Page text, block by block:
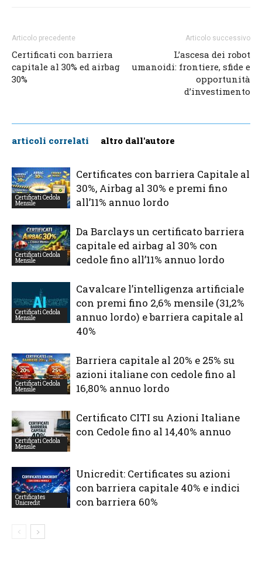
Articolo precedente
Certificati con barriera
capitale al 30% ed airbag
30%
Articolo successivo
L’ascesa dei robot
umanoidi: frontiere, sfide e
opportunità
d’investimento
articoli correlati altro dall'autore
Certificati Cedola
Mensile
Certificates con barriera Capitale al
30%, Airbag al 30% e premi fino
all’11% annuo lordo
Certificati Cedola
Mensile
Da Barclays un certificato barriera
capitale ed airbag al 30% con
cedole fino all’11% annuo lordo
Certificati Cedola
Mensile
Cavalcare l’intelligenza artificiale
con premi fino 2,6% mensile (31,2%
annuo lordo) e barriera capitale al
40%
Certificati Cedola
Mensile
Barriera capitale al 20% e 25% su
azioni italiane con cedole fino al
16,80% annuo lordo
Certificati Cedola
Mensile
Certificato CITI su Azioni Italiane
con Cedole fino al 14,40% annuo
Certificates
Unicredit
Unicredit: Certificates su azioni
con barriera capitale 40% e indici
con barriera 60%